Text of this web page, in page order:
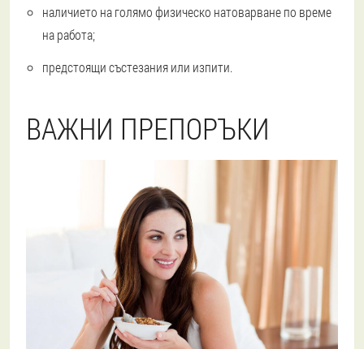
наличието на голямо физическо натоварване по време
на работа;
предстоящи състезания или изпити.
ВАЖНИ ПРЕПОРЪКИ